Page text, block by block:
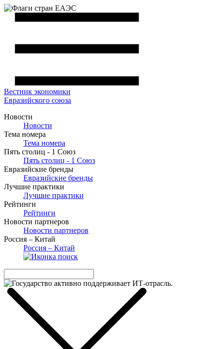
Вестник экономики
Евразийского союза
Новости
Новости
Тема номера
Тема номера
Пять столиц - 1 Союз
Пять столиц - 1 Союз
Евразийские бренды
Евразийские бренды
Лучшие практики
Лучшие практики
Рейтинги
Рейтинги
Новости партнеров
Новости партнеров
Россия – Китай
Россия – Китай